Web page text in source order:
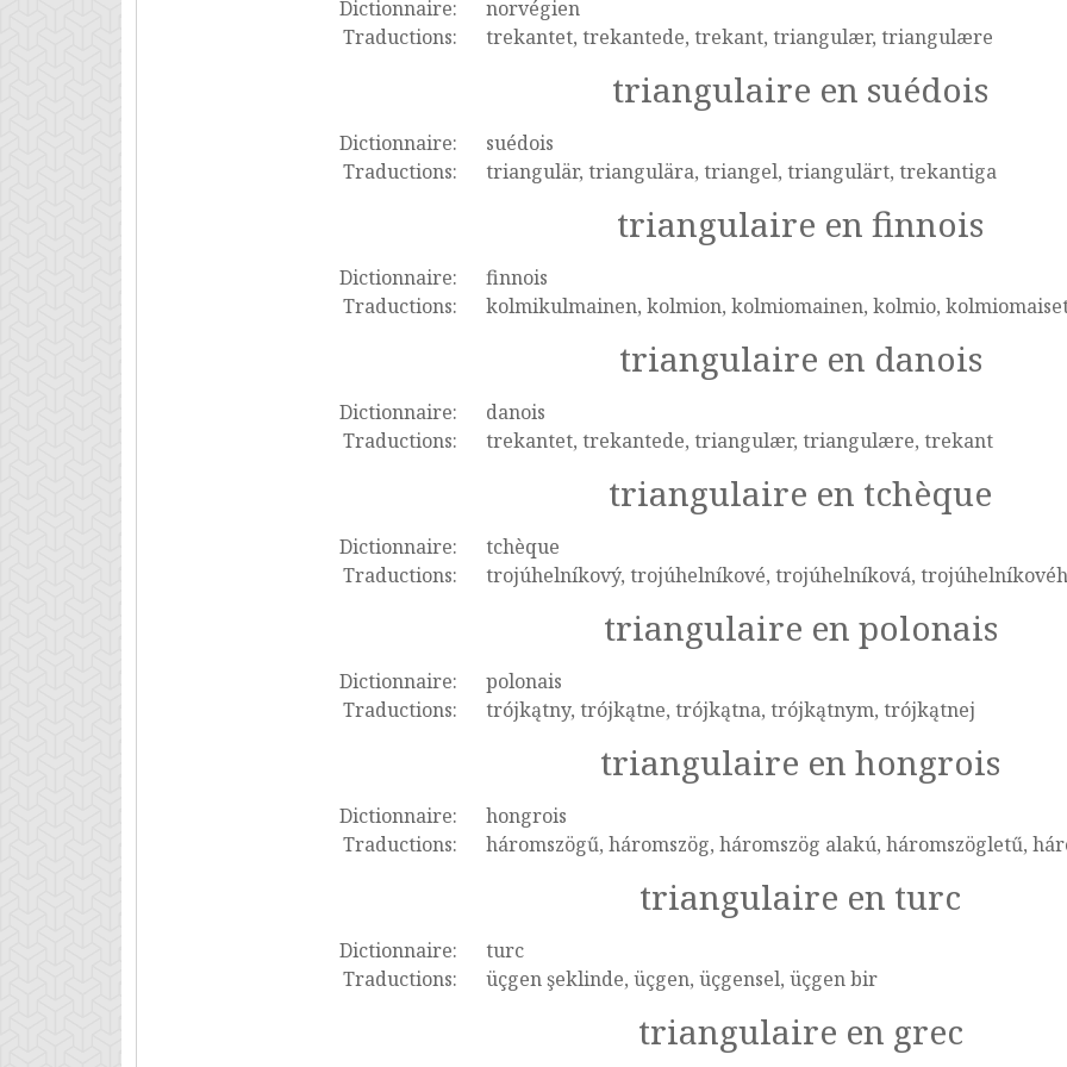
Dictionnaire:
norvégien
Traductions:
trekantet, trekantede, trekant, triangulær, triangulære
triangulaire en suédois
Dictionnaire:
suédois
Traductions:
triangulär, triangulära, triangel, triangulärt, trekantiga
triangulaire en finnois
Dictionnaire:
finnois
Traductions:
kolmikulmainen, kolmion, kolmiomainen, kolmio,
triangulaire en danois
Dictionnaire:
danois
Traductions:
trekantet, trekantede, triangulær, triangulære, trekant
triangulaire en tchèque
Dictionnaire:
tchèque
Traductions:
trojúhelníkový, trojúhelníkové, trojúhelníková,
triangulaire en polonais
Dictionnaire:
polonais
Traductions:
trójkątny, trójkątne, trójkątna, trójkątnym, trójkątnej
triangulaire en hongrois
Dictionnaire:
hongrois
Traductions:
háromszögű, háromszög, háromszög alakú, háromszögletű,
triangulaire en turc
Dictionnaire:
turc
Traductions:
üçgen şeklinde, üçgen, üçgensel, üçgen bir
triangulaire en grec